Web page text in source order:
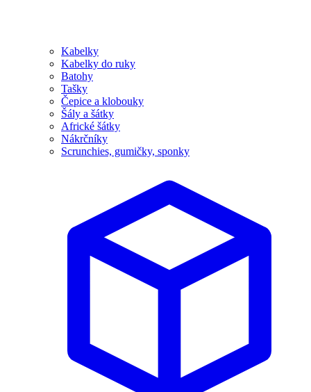
Kabelky
Kabelky do ruky
Batohy
Tašky
Čepice a klobouky
Šály a šátky
Africké šátky
Nákrčníky
Scrunchies, gumičky, sponky